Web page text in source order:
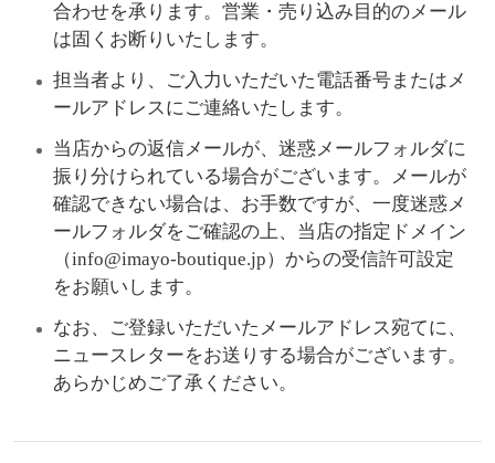
合わせを承ります。営業・売り込み目的のメール
は固くお断りいたします。
担当者より、ご入力いただいた電話番号またはメ
ールアドレスにご連絡いたします。
当店からの返信メールが、迷惑メールフォルダに
振り分けられている場合がございます。メールが
確認できない場合は、お手数ですが、一度迷惑メ
ールフォルダをご確認の上、当店の指定ドメイン
（info@imayo-boutique.jp）からの受信許可設定
をお願いします。
なお、ご登録いただいたメールアドレス宛てに、
ニュースレターをお送りする場合がございます。
あらかじめご了承ください。